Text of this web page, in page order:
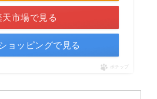
天市場で見る
ョッピングで見る
ポチップ